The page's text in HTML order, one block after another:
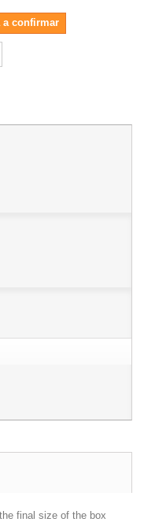
a confirmar
final size of the box